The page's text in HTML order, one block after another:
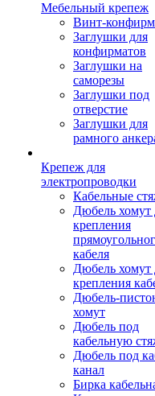
Мебельный крепеж
Винт-
Заглушки для
конфирматов
Заглушки на
саморезы
Заглушки под
отверстие
Заглушки для
рамного
Крепеж для
электропроводки
Кабельные
Дюбель хомут
крепления
кабеля
Дюбель хомут
крепления
Дюбель-
хомут
Дюбель под
кабельную
Дюбель под
канал
Бирка